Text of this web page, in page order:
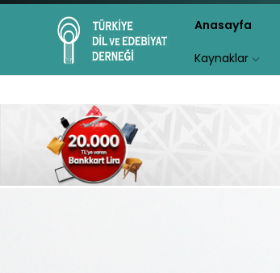
Anasayfa
Kaynaklar